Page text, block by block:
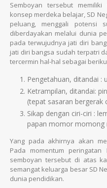
Semboyan tersebut
konsep merdeka belajar, SD
peluang, menggali potensi
diberdayakan melalui dunia
pada terwujudnya jati diri
jati diri bangsa sudah terpatri
tercermin hal-hal sebagai
Pengetahuan, ditandai :
Ketrampilan, ditandai:
(tepat sasaran bergerak
Sikap dengan ciri-ciri :
papan momor
Yang pada akhirnya akan
Pada momentum
semboyan tersebut di atas
semangat keluarga besar SD
dunia pendidikan.